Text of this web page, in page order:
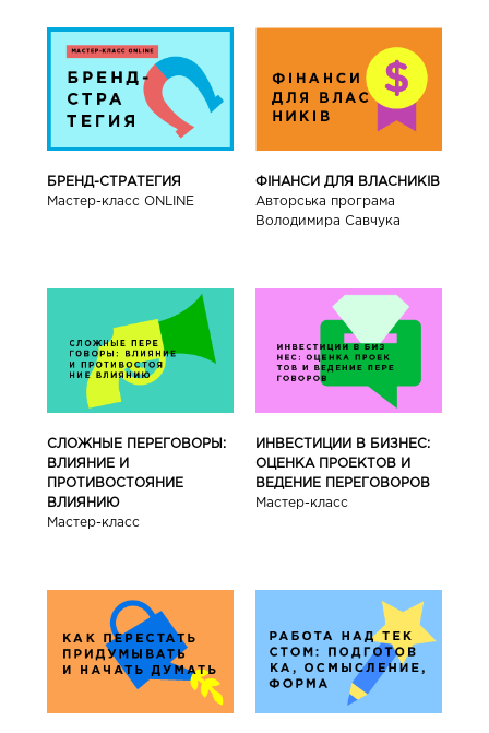
БРЕНД-СТРАТЕГИЯ
Мастер-класс ONLINE
ФІНАНСИ ДЛЯ ВЛАСНИКІВ
Авторська програма
Володимира Савчука
СЛОЖНЫЕ ПЕРЕГОВОРЫ:
ВЛИЯНИЕ И
ПРОТИВОСТОЯНИЕ
ВЛИЯНИЮ
Мастер-класс
ИНВЕСТИЦИИ В БИЗНЕС:
ОЦЕНКА ПРОЕКТОВ И
ВЕДЕНИЕ ПЕРЕГОВОРОВ
Мастер-класс